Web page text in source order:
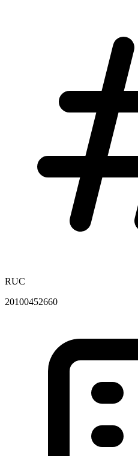
RUC
20100452660